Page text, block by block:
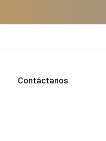
Contáctanos